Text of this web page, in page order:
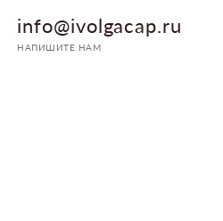
info@ivolgacap.ru
НАПИШИТЕ НАМ